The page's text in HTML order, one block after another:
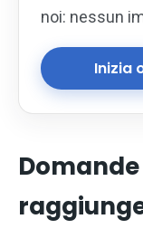
noi: nessun
Inizia